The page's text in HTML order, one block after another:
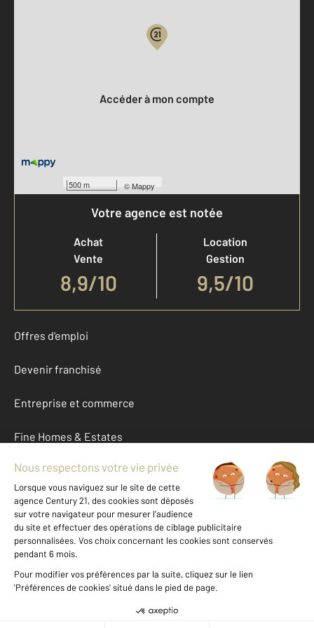
500 m ©Mappy
Accéder à mon compte
Votre agence est notée
Achat
Vente
8,9/10
Location
Gestion
9,5/10
Offres d'emploi
Devenir franchisé
Entreprise et commerce
Fine Homes & Estates
À propos
International
Nous contacter
Données personnelles